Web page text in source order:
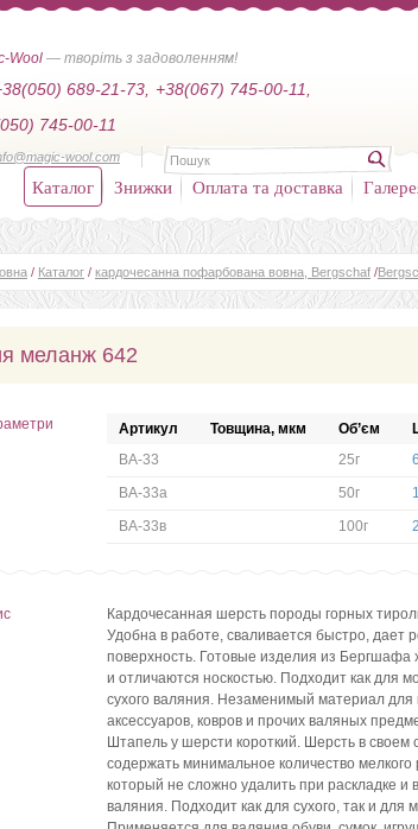
Wool — творіть з задоволенням!
689-21-73,
+38(067) 745-00-11,
745-00-11
wool.com
Каталог Знижки Оплата та доставка
/ Каталог / кардочесанна пофарбована вовна, Bergschaf /
меланж 642
Артикул Товщина, мкм Об’єм
BA-33
25г
BA-33а
50г
BA-33в
100г
Кардочесанная шерсть породы горных
Удобна в работе, сваливается быстро, дает
поверхность. Готовые изделия из
и отличаются носкостью. Подходит как для
сухого валяния. Незаменимый материал для
аксессуаров, ковров и прочих валяных
Штапель у шерсти короткий. Шерсть в своем
содержать минимальное количество мелкого
который не сложно удалить при раскладке и
валяния. Подходит как для сухого, так и для